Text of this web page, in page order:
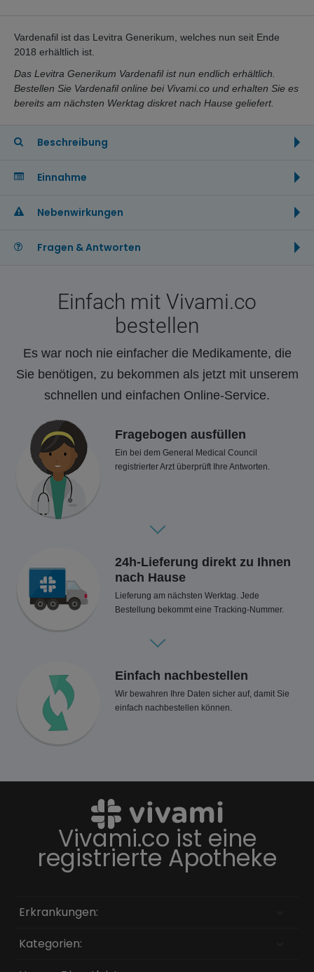
Vardenafil ist das Levitra Generikum, welches nun seit Ende
2018 erhältlich ist.
Das Levitra Generikum Vardenafil ist nun endlich erhältlich.
Bestellen Sie Vardenafil online bei Vivami.co und erhalten Sie es
bereits am nächsten Werktag diskret nach Hause geliefert.
Beschreibung
Einnahme
Nebenwirkungen
Fragen & Antworten
Einfach mit Vivami.co
bestellen
Es war noch nie einfacher die Medikamente, die
Sie benötigen, zu bekommen als jetzt mit unserem
schnellen und einfachen Online-Service.
Fragebogen ausfüllen
Ein bei dem General Medical Council
registrierter Arzt überprüft Ihre Antworten.
24h-Lieferung direkt zu Ihnen
nach Hause
Lieferung am nächsten Werktag. Jede
Bestellung bekommt eine Tracking-Nummer.
Einfach nachbestellen
Wir bewahren Ihre Daten sicher auf, damit Sie
einfach nachbestellen können.
Vivami.co ist eine
registrierte Apotheke
Erkrankungen:
Kategorien: